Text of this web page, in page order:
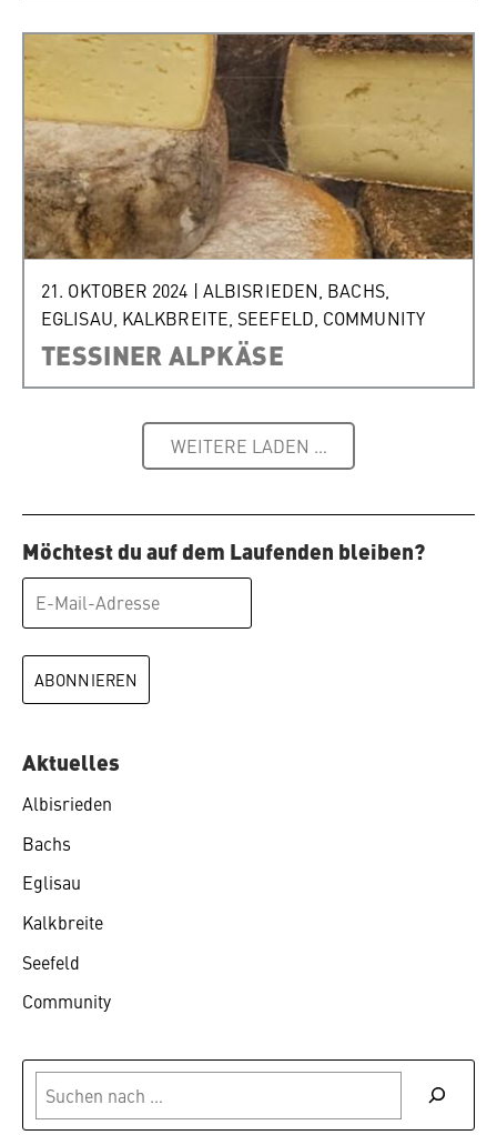
21. OKTOBER 2024 | ALBISRIEDEN BACHS,
EGLISAU KALKBREITE SEEFELD COMMUNITY
TESSINER ALPKÄSE
WEITERE LADEN …
Möchtest du auf dem Laufenden bleiben?
Aktuelles
Albisrieden
Bachs
Eglisau
Kalkbreite
Seefeld
Community